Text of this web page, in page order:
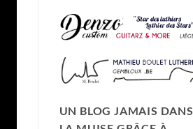
UN BLOG JAMAIS DANS